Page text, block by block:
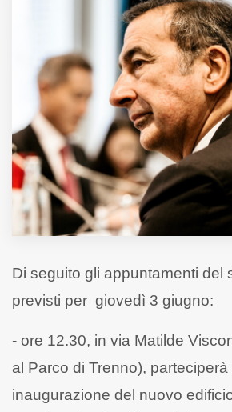
Inviateci le vostre segnalazioni
Iscriviti alla newsletter
www.viveremilano.info
Fondato e diretto da Enzo De
Bernardis
EDB edizioni - Via Brivio angolo C.
Imbonati, 89 20159 Milano (Italia)
Informativa sulla privacy
Di seguito gli appuntamenti del
previsti per giovedì 3 giugno:
- ore 12.30, in via Matilde
al Parco di Trenno), parteciperà
inaugurazione del nuovo